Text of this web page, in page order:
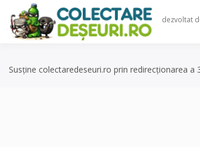
content
dezvoltat
Susține colectaredeseuri.ro prin redirecționarea a